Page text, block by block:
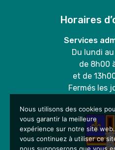
Horaires
Services
Du lundi
de 8h00
et de
Fermés les
Nous utilisons des cookies
vous garantir la meilleure
expérience sur notre site
vous continuez à utiliser ce